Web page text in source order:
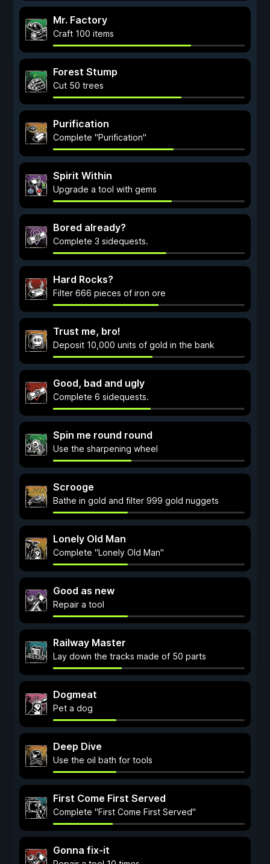
Mr. Factory
Craft 100 items
Forest Stump
Cut 50 trees
Purification
Complete "Purification"
Spirit Within
Upgrade a tool with gems
Bored already?
Complete 3 sidequests.
Hard Rocks?
Filter 666 pieces of iron ore
Trust me, bro!
Deposit 10,000 units of gold in the bank
Good, bad and ugly
Complete 6 sidequests.
Spin me round round
Use the sharpening wheel
Scrooge
Bathe in gold and filter 999 gold nuggets
Lonely Old Man
Complete "Lonely Old Man"
Good as new
Repair a tool
Railway Master
Lay down the tracks made of 50 parts
Dogmeat
Pet a dog
Deep Dive
Use the oil bath for tools
First Come First Served
Complete "First Come First Served"
Gonna fix-it